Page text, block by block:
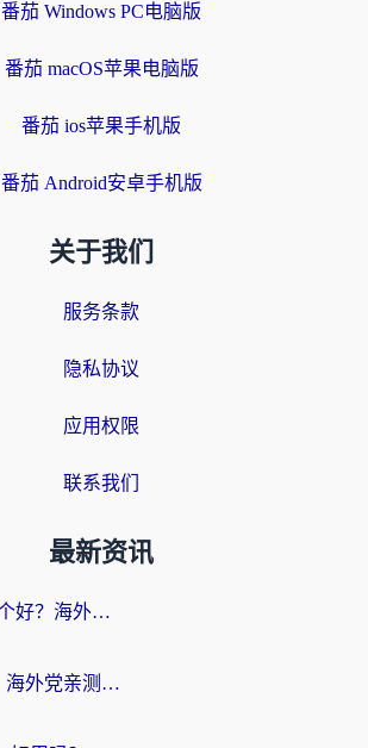
番茄 Windows PC电脑版
番茄 macOS苹果电脑版
番茄 ios苹果手机版
番茄 Android安卓手机版
关于我们
服务条款
隐私协议
应用权限
联系我们
最新资讯
雷神手游和sixfast哪个好？海外党亲测3款回国加速器，教你选对不踩坑
穿梭和快喵好用吗？海外党亲测：小众加速器对比+番茄加速器深度体验